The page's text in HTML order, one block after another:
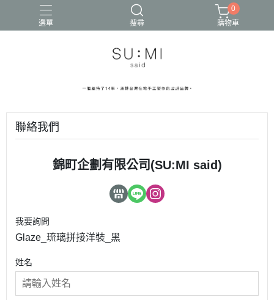
選單 搜尋
0
購物車
聯絡我們
錦町企劃有限公司(SU:MI said)
我要詢問
Glaze_琉璃拼接洋裝_黑
姓名